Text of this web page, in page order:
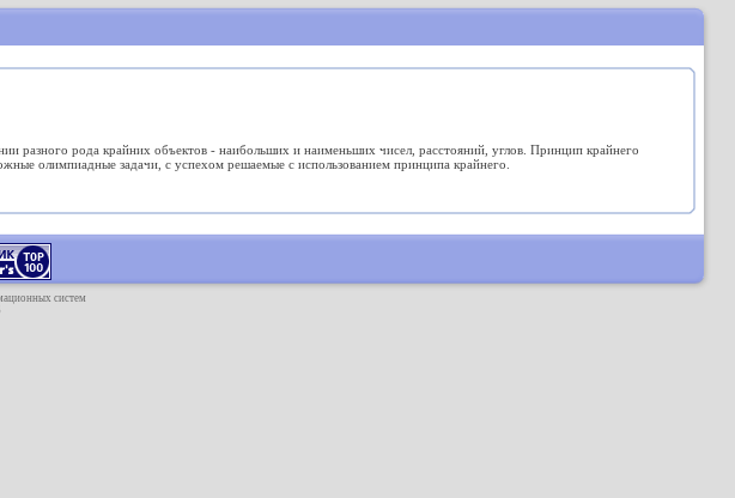
разного рода крайних объектов - наибольших и наименьших чисел, расстояний, углов. Принцип крайнего
олимпиадные задачи, с успехом решаемые с использованием принципа крайнего.
систем